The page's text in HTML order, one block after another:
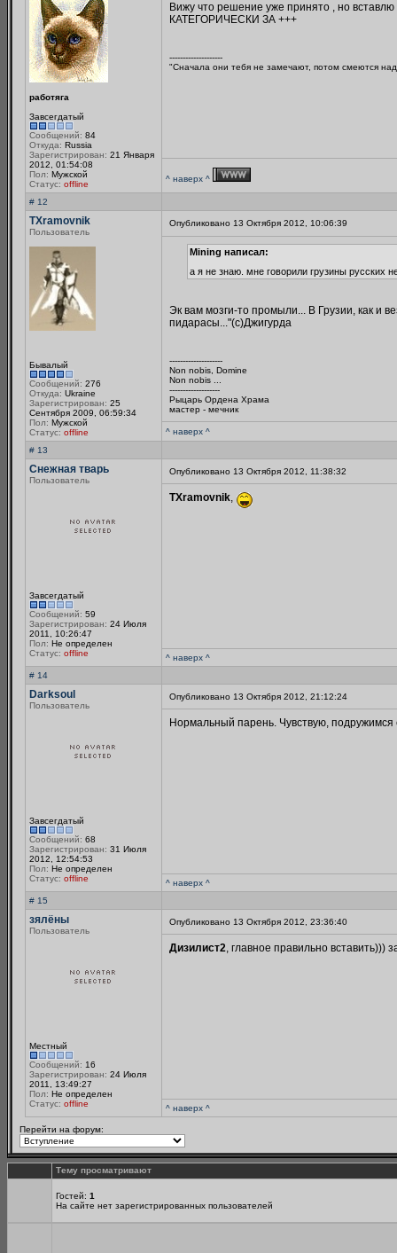
работяга
Завсегдатый
Сообщений: 84
Откуда: Russia
Зарегистрирован: 21 Января
2012, 01:54:08
Пол: Мужской
Статус: offline
Вижу что решение уже принято , но
КАТЕГОРИЧЕСКИ ЗА +++
--------------------
"Сначала они тебя не замечают, потом смеются
^ наверх ^
# 12
TXramovnik
Пользователь
Бывалый
Сообщений: 276
Откуда: Ukraine
Зарегистрирован: 25
Сентября 2009, 06:59:34
Пол: Мужской
Статус: offline
Опубликовано 13 Октября 2012, 10:06:39
Mining написал:
а я не знаю. мне говорили грузины русских
Эк вам мозги-то промыли... В Грузии, как и
пидарасы..."(с)Джигурда
--------------------
Non nobis, Domine
Non nobis ...
-------------------
Рыцарь Ордена Храма
мастер - мечник
^ наверх ^
# 13
Снежная тварь
Пользователь
Завсегдатый
Сообщений: 59
Зарегистрирован: 24 Июля
2011, 10:26:47
Пол: Не определен
Статус: offline
Опубликовано 13 Октября 2012, 11:38:32
TXramovnik,
^ наверх ^
# 14
Darksoul
Пользователь
Завсегдатый
Сообщений: 68
Зарегистрирован: 31 Июля
2012, 12:54:53
Пол: Не определен
Статус: offline
Опубликовано 13 Октября 2012, 21:12:24
Нормальный парень. Чувствую,
^ наверх ^
# 15
зялёны
Пользователь
Местный
Сообщений: 16
Зарегистрирован: 24 Июля
2011, 13:49:27
Пол: Не определен
Статус: offline
Опубликовано 13 Октября 2012, 23:36:40
Дизилист2, главное правильно вставить)))
^ наверх ^
Перейти на форум:
Тему просматривают
Гостей: 1
На сайте нет зарегистрированных пользователей